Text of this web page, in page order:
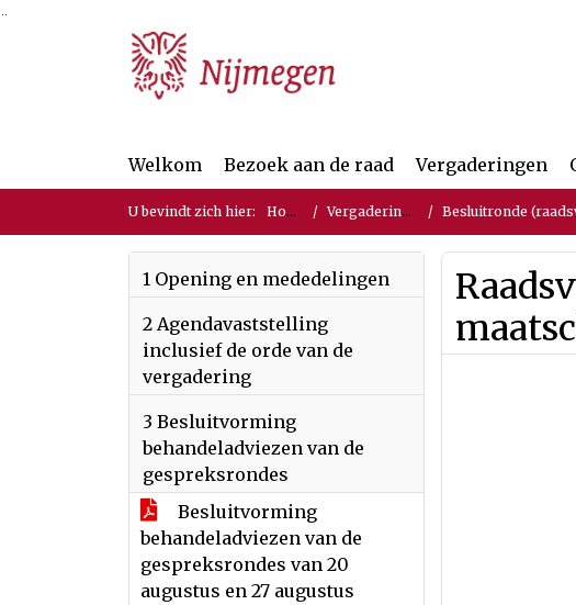
Ga naar de inhoud van deze pagina
Ga naar het zoeken
Ga naar het menu
Welkom Bezoek aan de raad Vergaderingen
U bevindt zich hier: Home Vergaderingen Besluitronde
1 Opening en mededelingen
2 Agendavaststelling
inclusief de orde van de
vergadering
3 Besluitvorming
behandeladviezen van de
gespreksrondes
Besluitvorming
behandeladviezen van de
gespreksrondes van 20
augustus en 27 augustus